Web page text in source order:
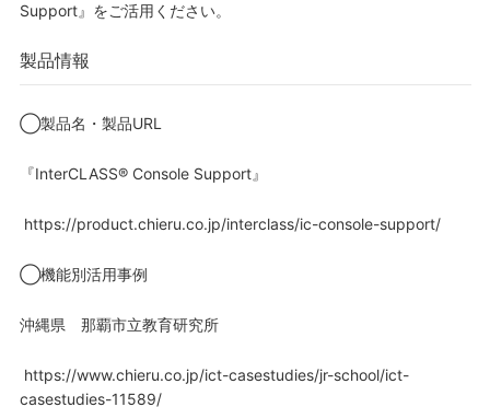
Support』をご活用ください。
製品情報
◯製品名・製品URL
『InterCLASS® Console Support』
https://product.chieru.co.jp/interclass/ic-console-support/
◯機能別活用事例
沖縄県 那覇市立教育研究所
https://www.chieru.co.jp/ict-casestudies/jr-school/ict-
casestudies-11589/